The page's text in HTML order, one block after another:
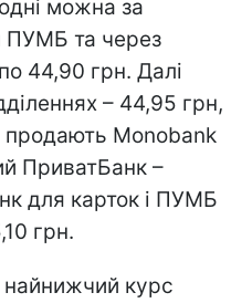
можна за
ПУМБ та через
44,90 грн. Далі
– 44,95 грн,
Monobank
ПриватБанк –
для карток і ПУМБ
грн.
курс